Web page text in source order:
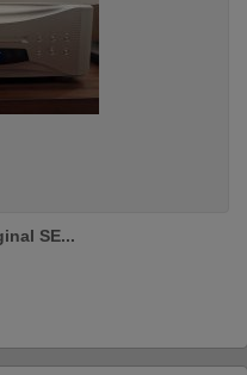
SE...